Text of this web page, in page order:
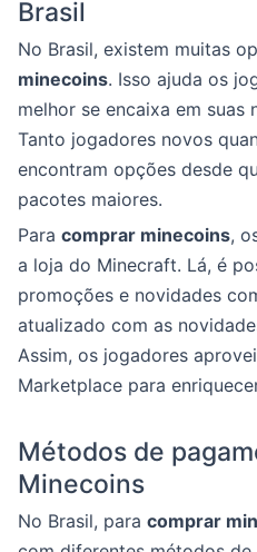
Brasil
No Brasil, existem muitas
minecoins. Isso ajuda os
melhor se encaixa em suas
Tanto jogadores novos
encontram opções desde
pacotes maiores.
Para comprar minecoins,
a loja do Minecraft. Lá, é
promoções e novidades
atualizado com as
Assim, os jogadores
Marketplace para
Métodos de
Minecoins
No Brasil, para comprar